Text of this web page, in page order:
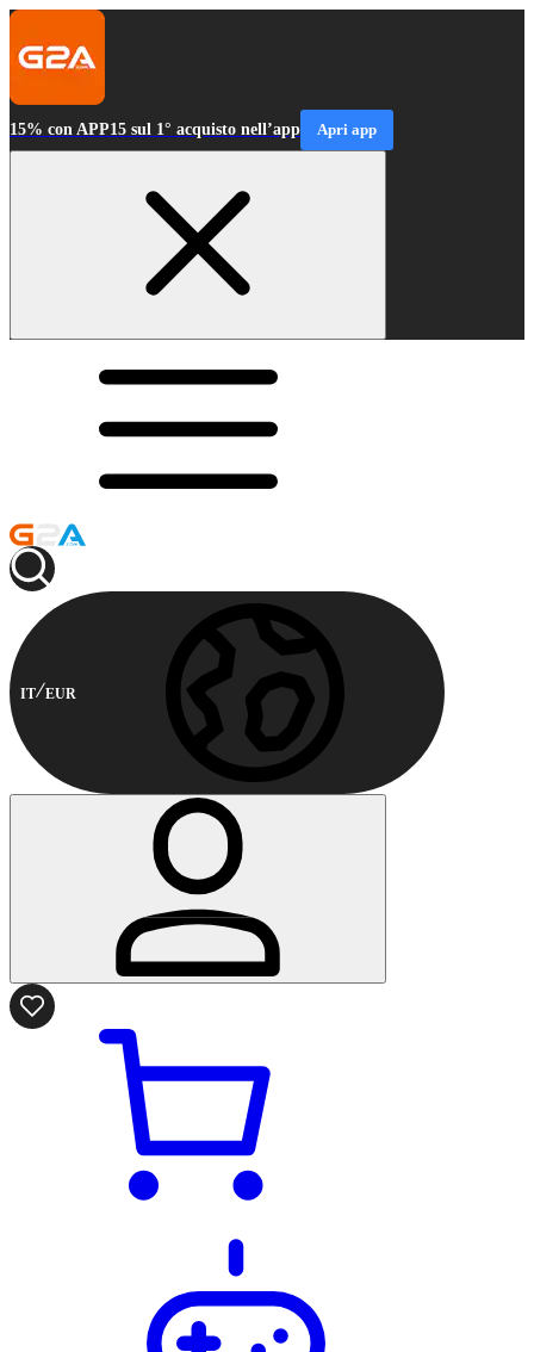
15% con APP15 sul 1° acquisto nell’app Apri app
IT EUR